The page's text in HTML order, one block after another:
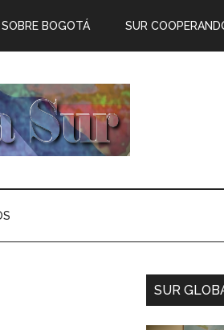
SOBRE BOGOTÁ SUR
SUR